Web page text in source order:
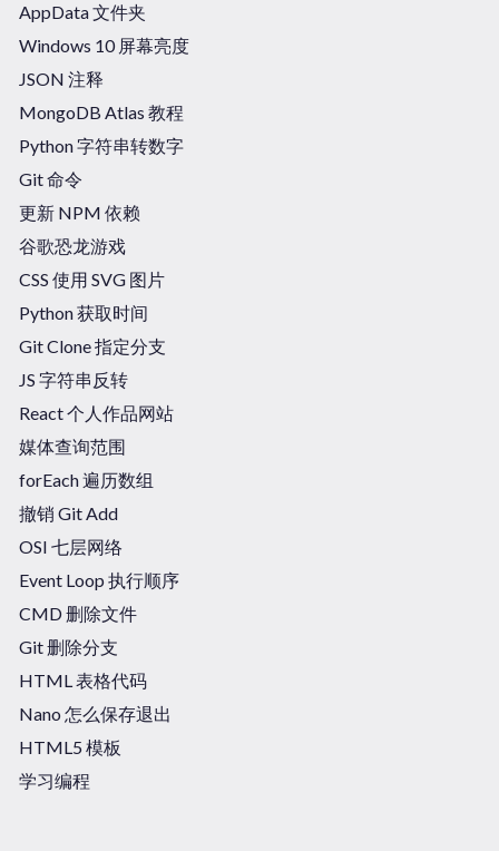
AppData 文件夹
Windows 10 屏幕亮度
JSON 注释
MongoDB Atlas 教程
Python 字符串转数字
Git 命令
更新 NPM 依赖
谷歌恐龙游戏
CSS 使用 SVG 图片
Python 获取时间
Git Clone 指定分支
JS 字符串反转
React 个人作品网站
媒体查询范围
forEach 遍历数组
撤销 Git Add
OSI 七层网络
Event Loop 执行顺序
CMD 删除文件
Git 删除分支
HTML 表格代码
Nano 怎么保存退出
HTML5 模板
学习编程